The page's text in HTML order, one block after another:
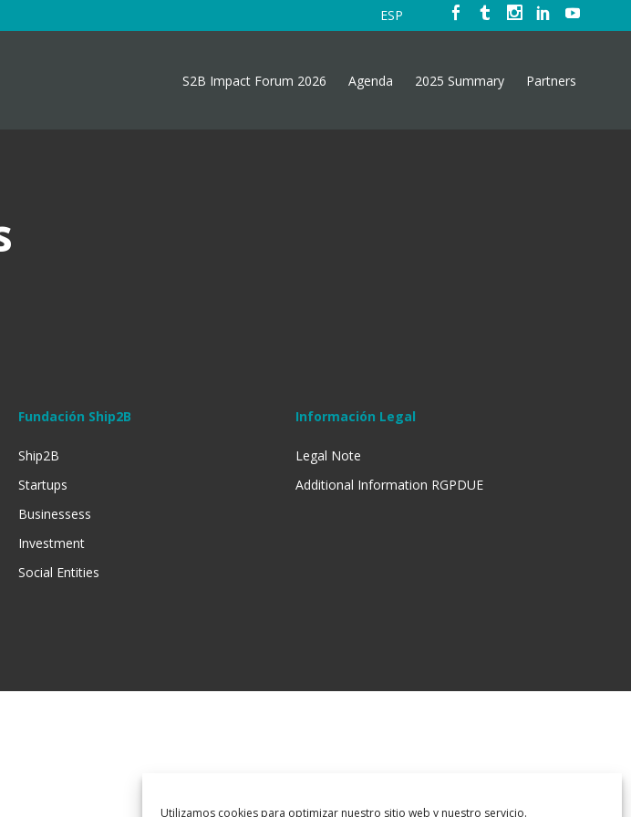
Utilizamos cookies para optimizar nuestro sitio web y nuestro servicio.
ESP
S2B Impact Forum 2026 Agenda 2025 Summary Partners
Fundación Ship2B
Ship2B
Startups
Businessess
Investment
Social Entities
Información Legal
Legal Note
Additional Information RGPDUE